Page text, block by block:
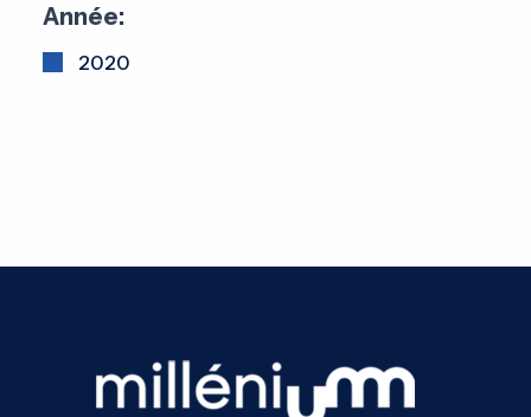
Année:
2020